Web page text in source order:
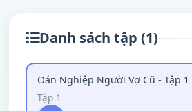
Danh sách tập (1)
Oán Nghiệp Người Vợ Cũ - Tập 1
Tập 1